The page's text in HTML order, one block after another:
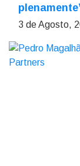
3 de Agosto,